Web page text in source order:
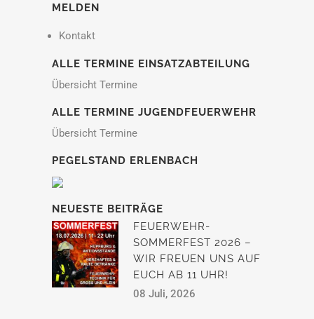
MELDEN
Kontakt
ALLE TERMINE EINSATZABTEILUNG
Übersicht Termine
ALLE TERMINE JUGENDFEUERWEHR
Übersicht Termine
PEGELSTAND ERLENBACH
NEUESTE BEITRÄGE
FEUERWEHR-
SOMMERFEST 2026 –
WIR FREUEN UNS AUF
EUCH AB 11 UHR!
08 Juli, 2026